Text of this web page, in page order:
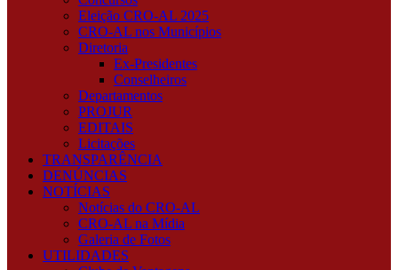
Eleição CRO-AL 2025
CRO-AL nos Municípios
Diretoria
Ex-Presidentes
Conselheiros
Departamentos
PROJUR
EDITAIS
Licitações
TRANSPARÊNCIA
DENÚNCIAS
NOTÍCIAS
Notícias do CRO-AL
CRO-AL na Mídia
Galeria de Fotos
UTILIDADES